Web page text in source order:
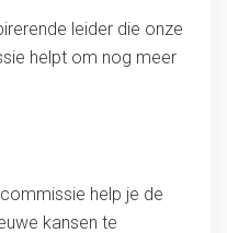
leider die onze
helpt om nog meer
help je de
kansen te